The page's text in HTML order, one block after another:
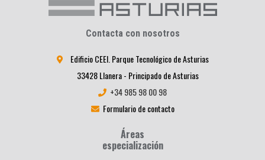
Contacta con nosotros
Edificio CEEI. Parque Tecnológico de Asturias
33428 Llanera - Principado de Asturias
+34 985 98 00 98
Formulario de contacto
Áreas
especialización